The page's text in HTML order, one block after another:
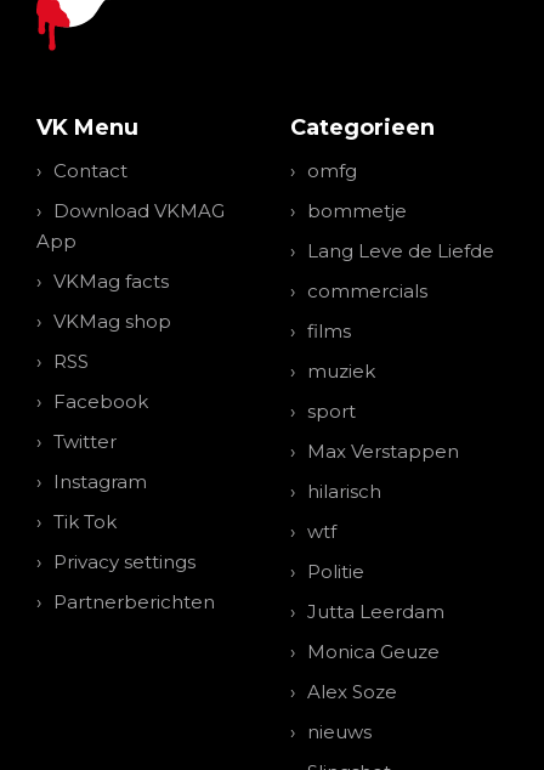
VK Menu
Contact
Download VKMAG
App
VKMag facts
VKMag shop
RSS
Facebook
Twitter
Instagram
Tik Tok
Privacy settings
Partnerberichten
Categorieen
omfg
bommetje
Lang Leve de Liefde
commercials
films
muziek
sport
Max Verstappen
hilarisch
wtf
Politie
Jutta Leerdam
Monica Geuze
Alex Soze
nieuws